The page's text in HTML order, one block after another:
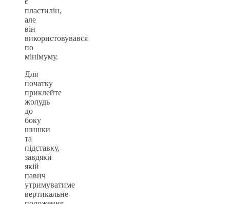
пластилін,
але
він
використовувався
по
мінімуму.
Для
початку
приклейте
жолудь
до
боку
шишки
та
підставку,
завдяки
якій
павич
утримуватиме
вертикальне